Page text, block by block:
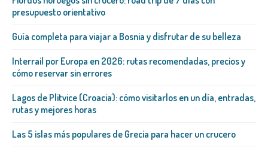
presupuesto orientativo
Guía completa para viajar a Bosnia y disfrutar de su belleza
Interrail por Europa en 2026: rutas recomendadas, precios y
cómo reservar sin errores
Lagos de Plitvice (Croacia): cómo visitarlos en un día, entradas,
rutas y mejores horas
Las 5 islas más populares de Grecia para hacer un crucero